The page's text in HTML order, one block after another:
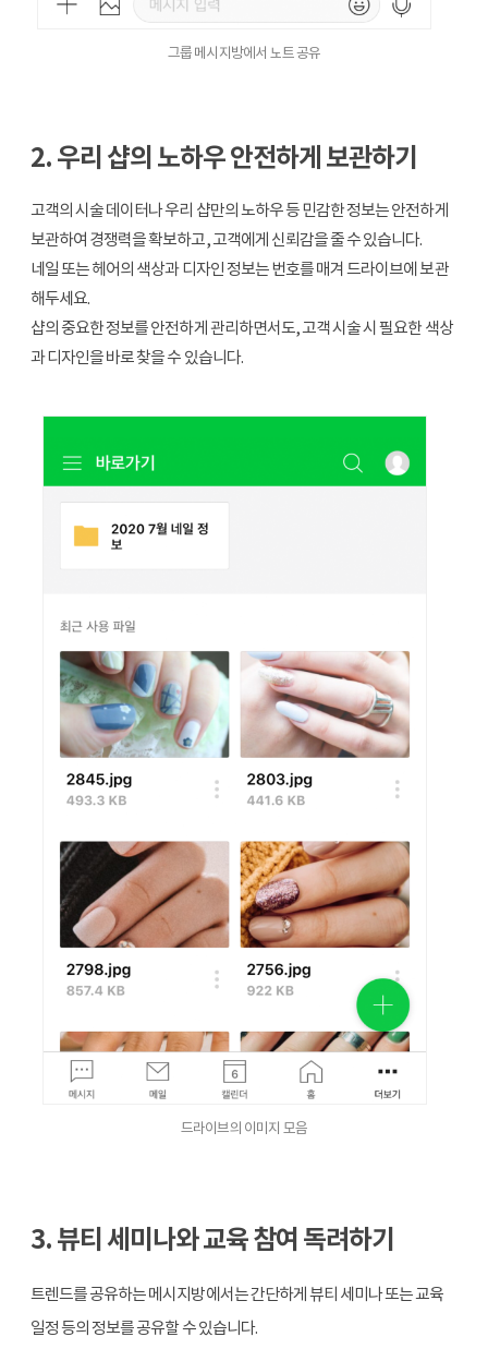
그룹 메시지방에서 노트 공유
2. 우리 샵의 노하우 안전하게 보관하기
고객의 시술 데이터나 우리 샵만의 노하우 등 민감한 정보는 안전하게
보관하여 경쟁력을 확보하고, 고객에게 신뢰감을 줄 수 있습니다.
네일 또는 헤어의 색상과 디자인 정보는 번호를 매겨 드라이브에 보관
해두세요.
샵의 중요한 정보를 안전하게 관리하면서도, 고객 시술 시 필요한 색상
과 디자인을 바로 찾을 수 있습니다.
드라이브의 이미지 모음
3. 뷰티 세미나와 교육 참여 독려하기
트렌드를 공유하는 메시지방에서는 간단하게 뷰티 세미나 또는 교육
일정 등의 정보를 공유할 수 있습니다.